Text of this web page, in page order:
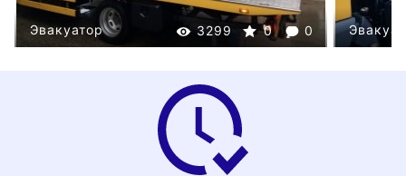
3434 0 0
Эвакуатор